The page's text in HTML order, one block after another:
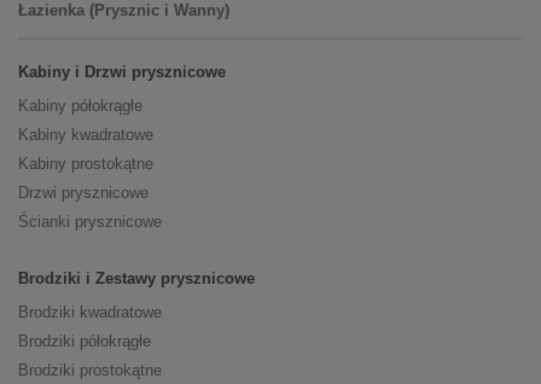
Łazienka (Prysznic i Wanny)
Kabiny i Drzwi prysznicowe
Kabiny półokrągłe
Kabiny kwadratowe
Kabiny prostokątne
Drzwi prysznicowe
Ścianki prysznicowe
Brodziki i Zestawy prysznicowe
Brodziki kwadratowe
Brodziki półokrągłe
Brodziki prostokątne